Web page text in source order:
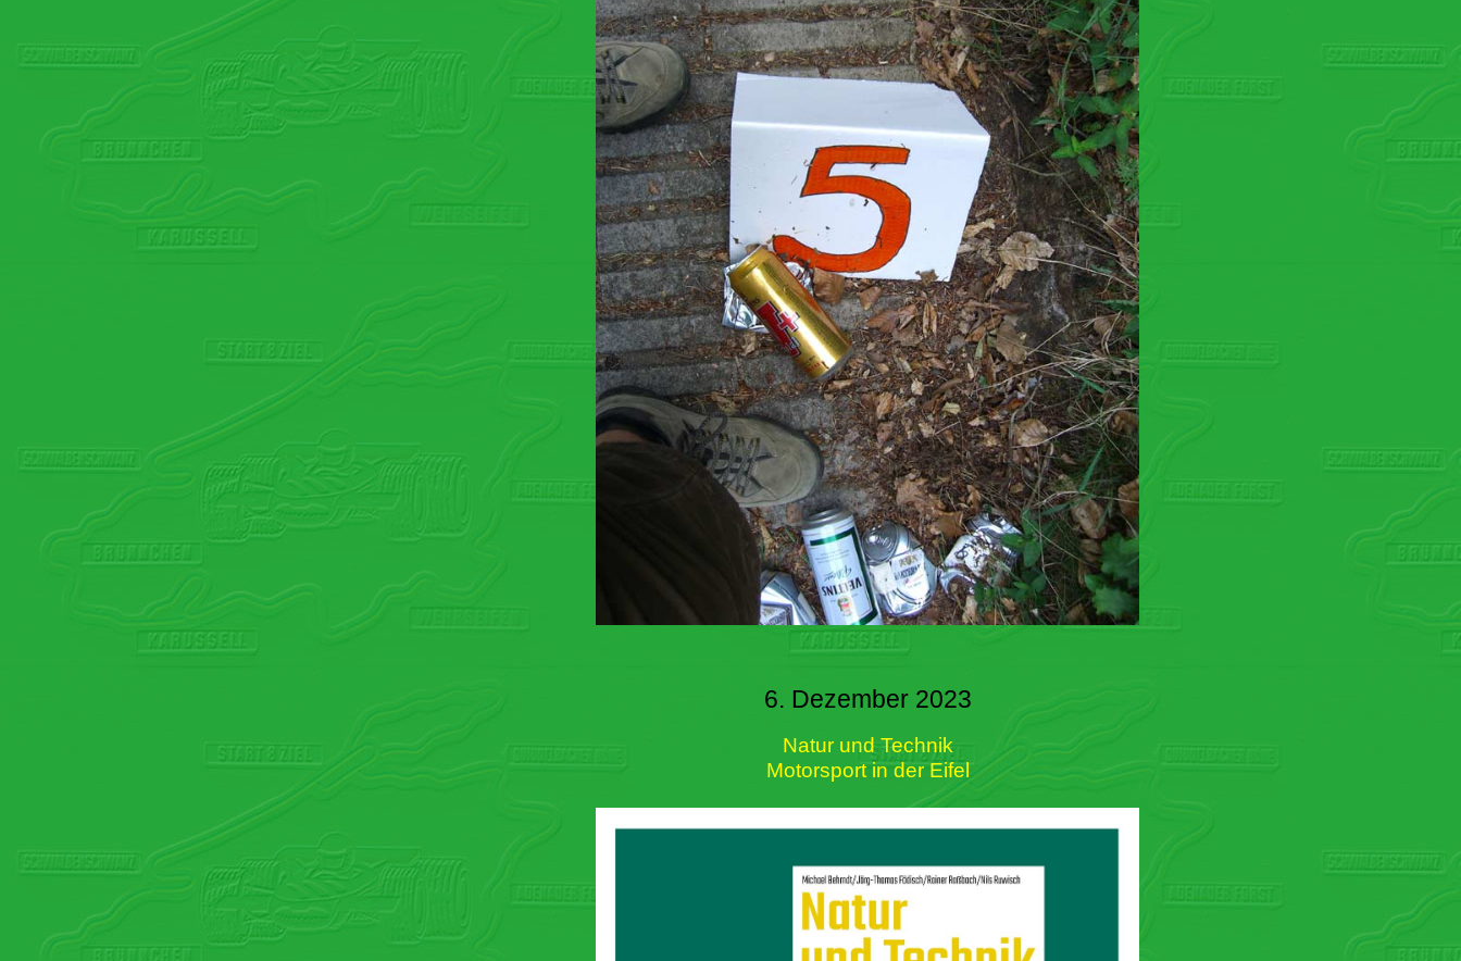
6. Dezember 2023
Natur und Technik
Motorsport in der Eifel